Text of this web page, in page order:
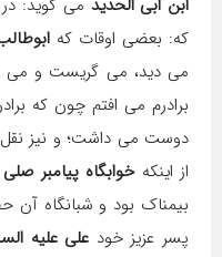
ابن ابی الحدید می گوید:
که: بعضی اوقات که
می دید، می گریست و می
برادرم می افتم چون که
دوست می داشت؛ و نیز
از اینکهخوابگاه پیامبر
بیمناک بود و شبانگاه
پسر عزیز خود علی علیه